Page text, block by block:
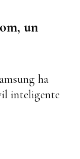
un
ha
inteligente